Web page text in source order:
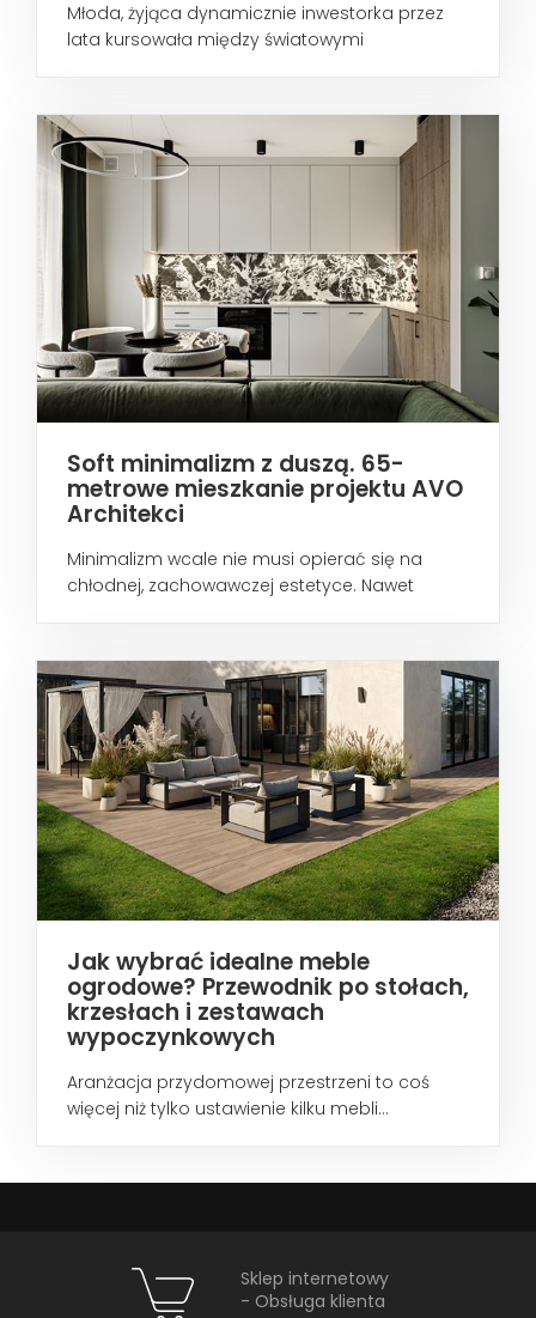
Młoda, żyjąca dynamicznie inwestorka przez
lata kursowała między światowymi
Soft minimalizm z duszą. 65-
metrowe mieszkanie projektu AVO
Architekci
Minimalizm wcale nie musi opierać się na
chłodnej, zachowawczej estetyce. Nawet
Jak wybrać idealne meble
ogrodowe? Przewodnik po stołach,
krzesłach i zestawach
wypoczynkowych
Aranżacja przydomowej przestrzeni to coś
więcej niż tylko ustawienie kilku mebli...
Sklep internetowy
- Obsługa klienta